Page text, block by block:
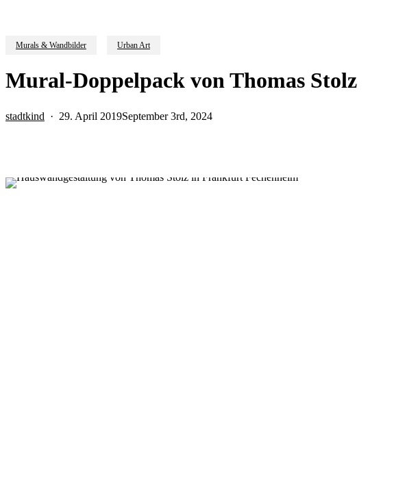
Murals & Wandbilder Urban Art
Mural-Doppelpack von Thomas Stolz
stadtkind 29. April 2019September 3rd, 2024